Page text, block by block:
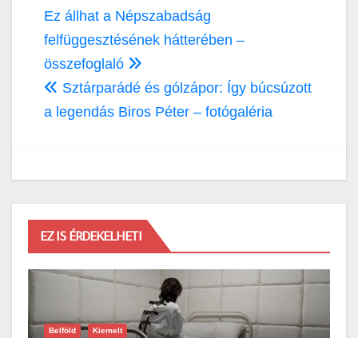
Bejegyzés
navigáció
Ez állhat a Népszabadság
felfüggesztésének hátterében –
összefoglaló
Sztárparádé és gólzápor: Így búcsúzott
a legendás Biros Péter – fotógaléria
EZ IS ÉRDEKELHETI
Belföld Kiemelt